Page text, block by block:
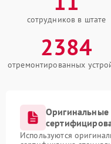
сотрудников в штате
2384
отремонтированных
Оригинальные
Используются